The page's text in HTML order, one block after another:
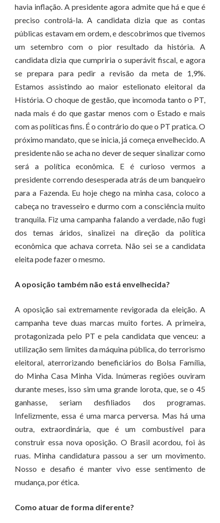
havia inflação. A presidente agora admite que há e que é
preciso controlá-la. A candidata dizia que as contas
públicas estavam em ordem, e descobrimos que tivemos
um setembro com o pior resultado da história. A
candidata dizia que cumpriria o superávit fiscal, e agora
se prepara para pedir a revisão da meta de 1,9%.
Estamos assistindo ao maior estelionato eleitoral da
História. O choque de gestão, que incomoda tanto o PT,
nada mais é do que gastar menos com o Estado e mais
com as políticas fins. É o contrário do que o PT pratica. O
próximo mandato, que se inicia, já começa envelhecido. A
presidente não se acha no dever de sequer sinalizar como
será a política econômica. E é curioso vermos a
presidente correndo desesperada atrás de um banqueiro
para a Fazenda. Eu hoje chego na minha casa, coloco a
cabeça no travesseiro e durmo com a consciência muito
tranquila. Fiz uma campanha falando a verdade, não fugi
dos temas áridos, sinalizei na direção da política
econômica que achava correta. Não sei se a candidata
eleita pode fazer o mesmo.
A oposição também não está envelhecida?
A oposição sai extremamente revigorada da eleição. A
campanha teve duas marcas muito fortes. A primeira,
protagonizada pelo PT e pela candidata que venceu: a
utilização sem limites da máquina pública, do terrorismo
eleitoral, aterrorizando beneficiários do Bolsa Família,
do Minha Casa Minha Vida. Inúmeras regiões ouviram
durante meses, isso sim uma grande lorota, que, se o 45
ganhasse, seriam desfiliados dos programas.
Infelizmente, essa é uma marca perversa. Mas há uma
outra, extraordinária, que é um combustível para
construir essa nova oposição. O Brasil acordou, foi às
ruas. Minha candidatura passou a ser um movimento.
Nosso e desafio é manter vivo esse sentimento de
mudança, por ética.
Como atuar de forma diferente?